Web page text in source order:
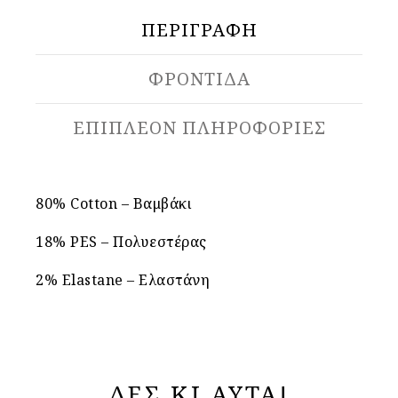
ΠΕΡΙΓΡΑΦΉ
ΦΡΟΝΤΙΔΑ
ΕΠΙΠΛΈΟΝ ΠΛΗΡΟΦΟΡΊΕΣ
80% Cotton – Βαμβάκι
18% PES – Πολυεστέρας
2% Elastane – Ελαστάνη